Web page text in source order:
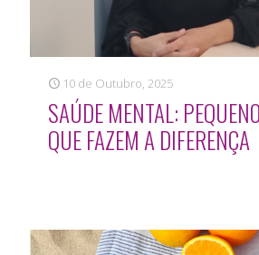
10 de Outubro, 2025
SAÚDE MENTAL:
QUE FAZEM A DIFERENÇA